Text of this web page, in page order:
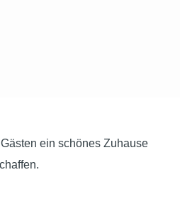
ein schönes Zuhause